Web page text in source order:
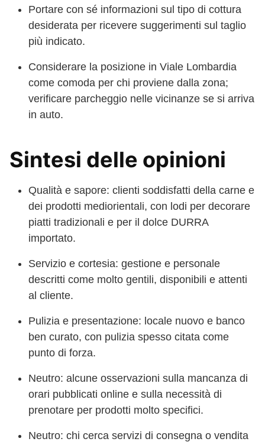
Portare con sé informazioni sul tipo di cottura
desiderata per ricevere suggerimenti sul taglio
più indicato.
Considerare la posizione in Viale Lombardia
come comoda per chi proviene dalla zona;
verificare parcheggio nelle vicinanze se si arriva
in auto.
Sintesi delle opinioni
Qualità e sapore: clienti soddisfatti della carne e
dei prodotti mediorientali, con lodi per decorare
piatti tradizionali e per il dolce DURRA
importato.
Servizio e cortesia: gestione e personale
descritti come molto gentili, disponibili e attenti
al cliente.
Pulizia e presentazione: locale nuovo e banco
ben curato, con pulizia spesso citata come
punto di forza.
Neutro: alcune osservazioni sulla mancanza di
orari pubblicati online e sulla necessità di
prenotare per prodotti molto specifici.
Neutro: chi cerca servizi di consegna o vendita